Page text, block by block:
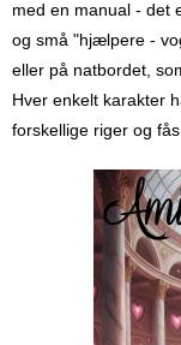
med en manual - det
og små "hjælpere -
eller på natbordet,
Hver enkelt karakter
forskellige riger og